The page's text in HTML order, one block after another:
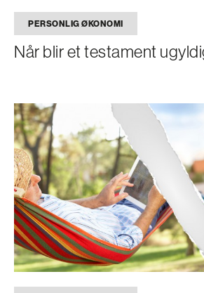
PERSONLIG ØKONOMI
Når blir et testament